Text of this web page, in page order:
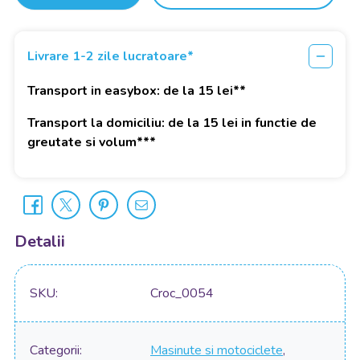
Livrare 1-2 zile lucratoare*
Transport in easybox: de la 15 lei**
Transport la domiciliu: de la 15 lei in functie de
greutate si volum***
Detalii
SKU Croc_0054
Categorii Masinute si motociclete,